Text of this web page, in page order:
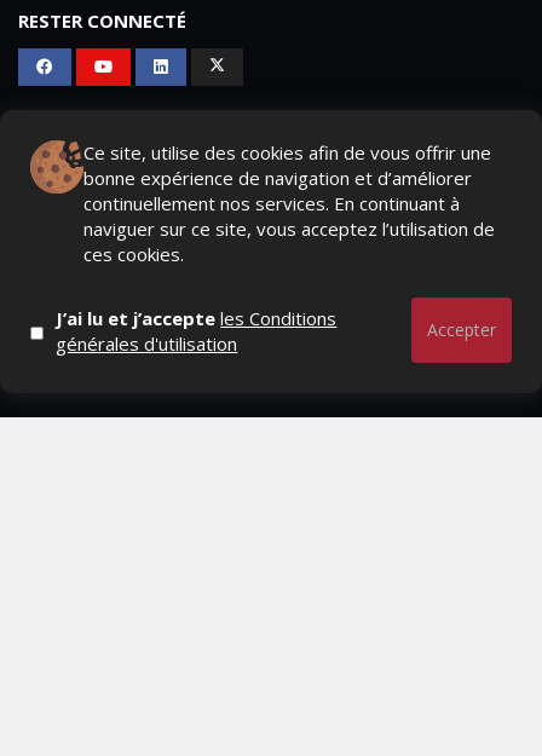
Ce site, utilise des cookies afin de vous offrir une
bonne expérience de navigation et d’améliorer
continuellement nos services. En continuant à
naviguer sur ce site, vous acceptez l’utilisation de
ces cookies.
J’ai lu et j’accepteles Conditions
générales d'utilisation
Accepter
RESTER CONNECTÉ
- Page d'accueil
- Qui sommes-nous ?
- Conditions générales